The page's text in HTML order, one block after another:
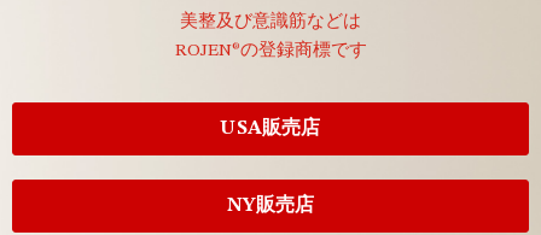
美整及び意識筋などは
ROJEN®の登録商標です
USA販売店
NY販売店